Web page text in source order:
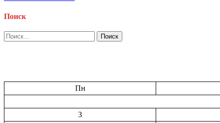
Поиск
Найти:
Пн
3